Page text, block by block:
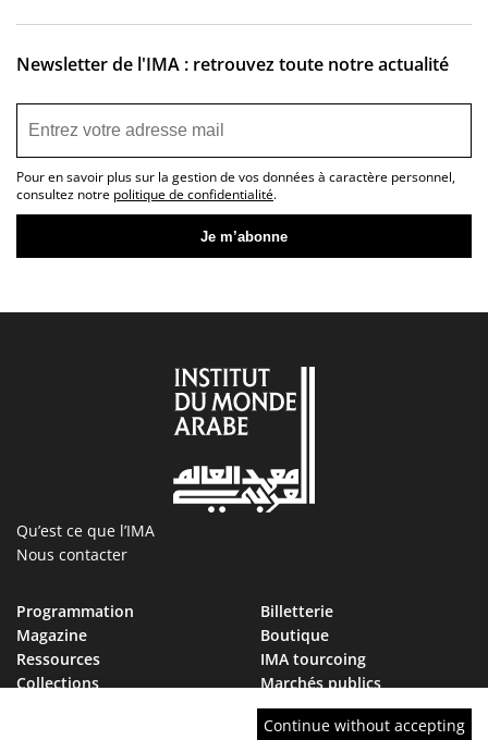
Newsletter de l'IMA : retrouvez toute notre actualité
Pour en savoir plus sur la gestion de vos données à caractère personnel,
consultez notre politique de confidentialité.
Qu’est ce que l’IMA
Nous contacter
Programmation
Magazine
Ressources
Collections
Billetterie
Boutique
IMA tourcoing
Marchés publics
Nous rejoindre
Continue without accepting